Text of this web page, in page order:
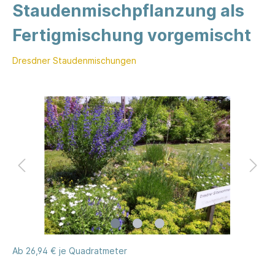
Staudenmischpflanzung als
Fertigmischung vorgemischt
Dresdner Staudenmischungen
Ab 26,94 € je Quadratmeter